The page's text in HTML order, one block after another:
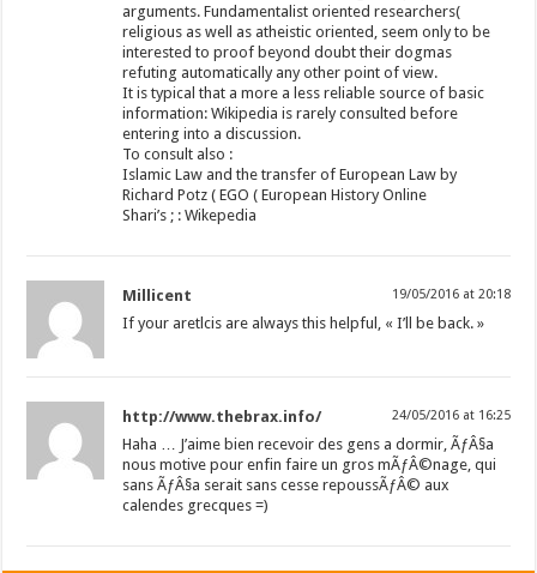
arguments. Fundamentalist oriented researchers(
religious as well as atheistic oriented, seem only to be
interested to proof beyond doubt their dogmas
refuting automatically any other point of view.
It is typical that a more a less reliable source of basic
information: Wikipedia is rarely consulted before
entering into a discussion.
To consult also :
Islamic Law and the transfer of European Law by
Richard Potz ( EGO ( European History Online
Shari’s ; : Wikepedia
Millicent 19/05/2016 at 20:18
If your aretlcis are always this helpful, « I’ll be back. »
http://www.thebrax.info/ 24/05/2016 at 16:25
Haha … J’aime bien recevoir des gens a dormir, ÃƒÂ§a
nous motive pour enfin faire un gros mÃƒÂ©nage, qui
sans ÃƒÂ§a serait sans cesse repoussÃƒÂ© aux
calendes grecques =)